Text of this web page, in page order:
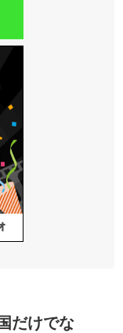
だけでな